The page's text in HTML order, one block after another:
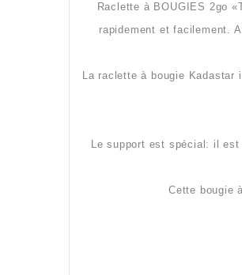
Raclette à BOUGIES 2go
rapidement et facilement.
La raclette à bougie
Le support est spécial: il
Cette bougie